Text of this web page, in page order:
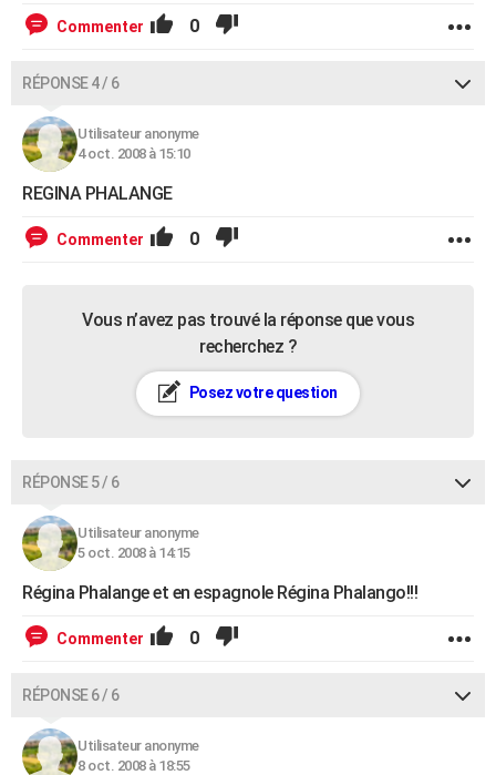
Commenter 0
RÉPONSE 4 / 6
Utilisateur anonyme
4 oct. 2008 à 15:10
REGINA PHALANGE
Commenter 0
Vous n’avez pas trouvé la réponse que vous
recherchez ?
Posez votre question
RÉPONSE 5 / 6
Utilisateur anonyme
5 oct. 2008 à 14:15
Régina Phalange et en espagnole Régina Phalango!!!
Commenter 0
RÉPONSE 6 / 6
Utilisateur anonyme
8 oct. 2008 à 18:55